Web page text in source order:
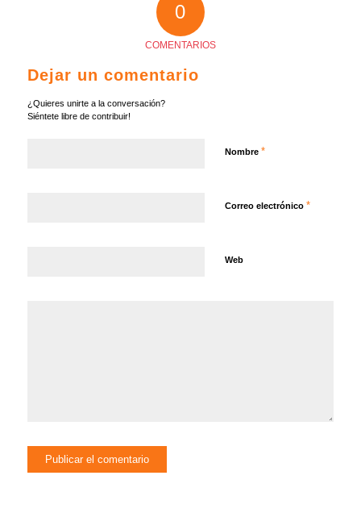
0
COMENTARIOS
Dejar un comentario
¿Quieres unirte a la conversación?
Siéntete libre de contribuir!
Nombre *
Correo electrónico *
Web